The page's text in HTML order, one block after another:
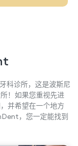
科诊所，这是波斯尼
！如果您重视先进
并希望在一个地方
，您一定能找到